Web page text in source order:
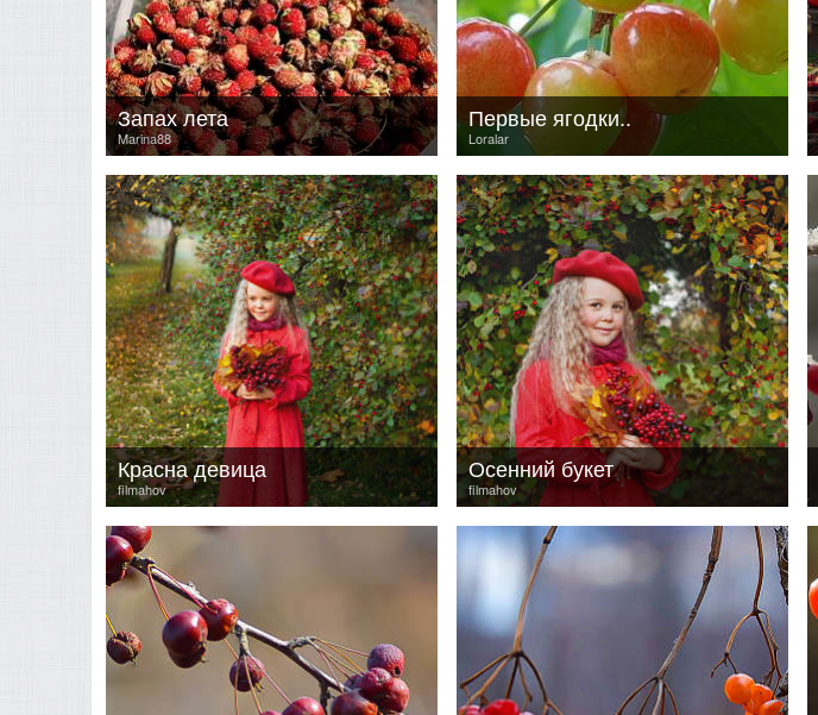
Marina88
Запах лета
Loralar
Первые ягодки..
filmahov
Красна девица
filmahov
Осенний букет